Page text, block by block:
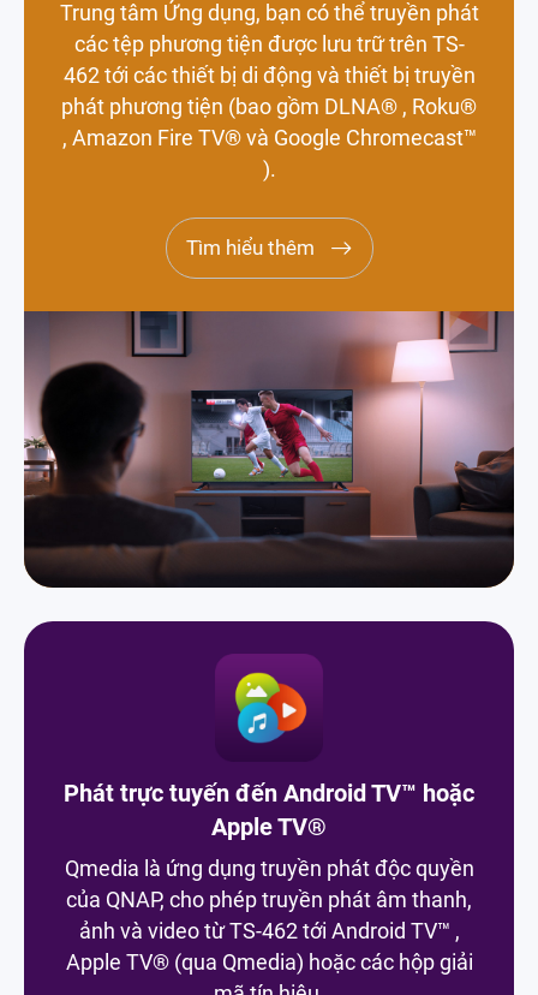
Trung tâm Ứng dụng, bạn có thể truyền phát
các tệp phương tiện được lưu trữ trên TS-
462 tới các thiết bị di động và thiết bị truyền
phát phương tiện (bao gồm DLNA® , Roku®
, Amazon Fire TV® và Google Chromecast™
).
Tìm hiểu thêm
Phát trực tuyến đến Android TV™ hoặc
Apple TV®
Qmedia là ứng dụng truyền phát độc quyền
của QNAP, cho phép truyền phát âm thanh,
ảnh và video từ TS-462 tới Android TV™ ,
Apple TV® (qua Qmedia) hoặc các hộp giải